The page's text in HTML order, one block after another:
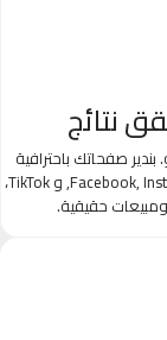
نتائج
صفحاتك باحترافية
وبنصمم حملات إعلانية (Ads) مستهدفة بدقة على Facebook, Instagram, و TikTok،
حقيقية.